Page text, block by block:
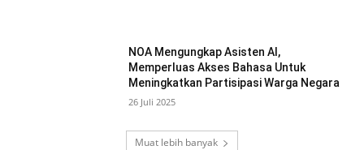
NOA Mengungkap Asisten AI,
Memperluas Akses Bahasa Untuk
Meningkatkan Partisipasi Warga Negara
26 Juli 2025
Muat lebih banyak